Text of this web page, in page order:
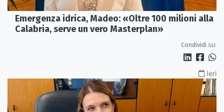
Emergenza idrica, Madeo: «Oltre 100 milioni alla
Calabria, serve un vero Masterplan»
Condividi su:
Ieri